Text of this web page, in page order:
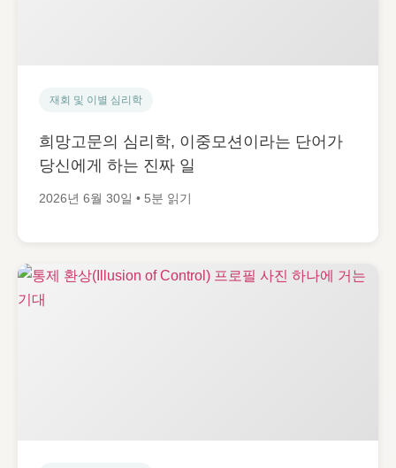
재회 및 이별 심리학
희망고문의 심리학, 이중모션이라는 단어가
당신에게 하는 진짜 일
2026년 6월 30일 • 5분 읽기